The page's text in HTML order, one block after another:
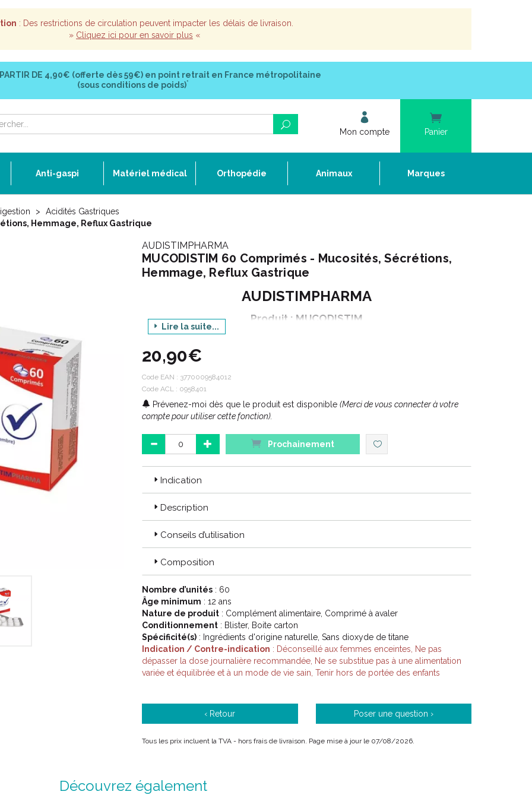
: Des restrictions de circulation peuvent impacter les délais de livraison.
» Cliquez ici pour en savoir plus «
DE 4,90€ (offerte dès 59€) en point retrait en France métropolitaine
(sous conditions de poids)*
Mon compte Panier
Anti-gaspi Matériel médical Orthopédie Animaux Marques
Acidités Gastriques
Hemmage, Reflux Gastrique
AUDISTIMPHARMA
MUCODISTIM 60 Comprimés - Mucosités, Sécrétions,
Hemmage, Reflux Gastrique
AUDISTIMPHARMA
Produit : MUCODISTIM
Conditionnement : 60 comprimés
Code ACL : 0958401
Code EAN : 3770009584012
Le laboratoire AUDISTIMPHARMA est situé à Pessac en Gironde.
Spécialisé dans le développement et le marketing de compléments alimentaires et
AUDISTIMPHARMA distribue des compléments alimentaires « High Tech » avec une
fabriquée en France.
Mission et valeurs de l’ entreprise :
Mission :
Libérer le potentiel de la nature pour améliorer la qualité de vie.
Notre Vision :
La nature est la réponse.
Nous sommes dotés d’un laboratoire de recherche et développement, d’un site de
Lire la suite...
20,90€
Code EAN : 3770009584012
Code ACL : 0958401
Prévenez-moi dès que le produit est disponible (Merci de vous connecter à votre
compte pour utiliser cette fonction).
Prochainement
Indication
Description
Conseils d’utilisation
Composition
Nombre d’unités : 60
Âge minimum : 12 ans
Nature de produit : Complément alimentaire, Comprimé à avaler
Conditionnement : Blister, Boite carton
Spécificité(s) : Ingrédients d'origine naturelle, Sans dioxyde de titane
Indication / Contre-indication : Déconseillé aux femmes enceintes, Ne pas
dépasser la dose journalière recommandée, Ne se substitue pas à une alimentation
variée et équilibrée et à un mode de vie sain, Tenir hors de portée des enfants
‹ Retour Poser une question ›
Tous les prix incluent la TVA - hors frais de livraison. Page mise à jour le 07/08/2026.
Découvrez également